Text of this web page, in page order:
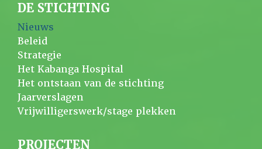
DE STICHTING
Nieuws
Beleid
Strategie
Het Kabanga Hospital
Het ontstaan van de stichting
Jaarverslagen
Vrijwilligerswerk/stage plekken
PROJECTEN